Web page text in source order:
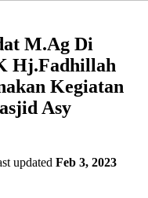
M.Ag Di
Hj.Fadhillah
Kegiatan
Asy
updated Feb 3, 2023